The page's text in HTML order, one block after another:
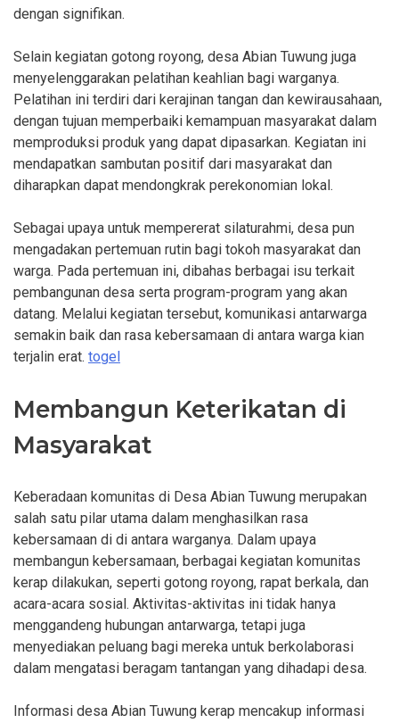
dengan signifikan.
Selain kegiatan gotong royong, desa Abian Tuwung juga
menyelenggarakan pelatihan keahlian bagi warganya.
Pelatihan ini terdiri dari kerajinan tangan dan kewirausahaan,
dengan tujuan memperbaiki kemampuan masyarakat dalam
memproduksi produk yang dapat dipasarkan. Kegiatan ini
mendapatkan sambutan positif dari masyarakat dan
diharapkan dapat mendongkrak perekonomian lokal.
Sebagai upaya untuk mempererat silaturahmi, desa pun
mengadakan pertemuan rutin bagi tokoh masyarakat dan
warga. Pada pertemuan ini, dibahas berbagai isu terkait
pembangunan desa serta program-program yang akan
datang. Melalui kegiatan tersebut, komunikasi antarwarga
semakin baik dan rasa kebersamaan di antara warga kian
terjalin erat. togel
Membangun Keterikatan di
Masyarakat
Keberadaan komunitas di Desa Abian Tuwung merupakan
salah satu pilar utama dalam menghasilkan rasa
kebersamaan di di antara warganya. Dalam upaya
membangun kebersamaan, berbagai kegiatan komunitas
kerap dilakukan, seperti gotong royong, rapat berkala, dan
acara-acara sosial. Aktivitas-aktivitas ini tidak hanya
menggandeng hubungan antarwarga, tetapi juga
menyediakan peluang bagi mereka untuk berkolaborasi
dalam mengatasi beragam tantangan yang dihadapi desa.
Informasi desa Abian Tuwung kerap mencakup informasi